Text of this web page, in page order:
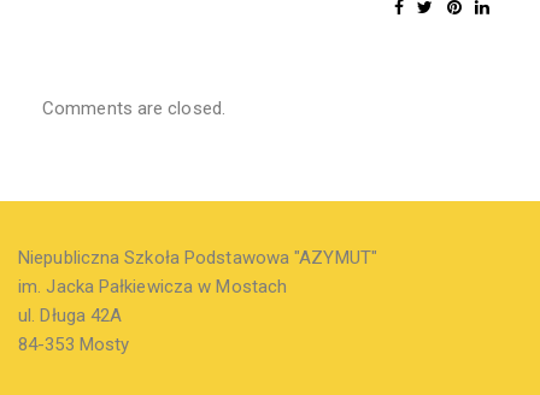
Comments are closed.
Niepubliczna Szkoła Podstawowa "AZYMUT"
im. Jacka Pałkiewicza w Mostach
ul. Długa 42A
84-353 Mosty